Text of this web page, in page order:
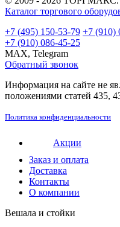
Каталог торгового
+7 (495) 150-53-79 +7 (910)
+7 (910) 086-45-25
MAX, Telegram
Обратный звонок
Информация на сайте не
положениями статей 435,
Политика конфиденциальности
Акции
Заказ и оплата
Доставка
Контакты
О компании
Вешала и стойки